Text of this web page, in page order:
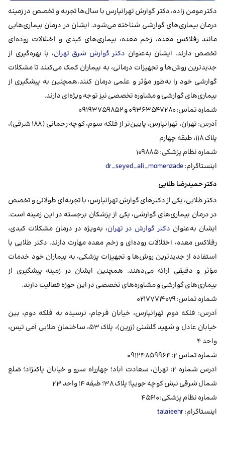
دکتر مومن زاده، دکتر گوارش تهرانپارس با سال‌ها تجربه و تخصص در زمینه
درمان بیماری‌های گوارشی شناخته می‌شود. ایشان در درمان بیماری‌هایی
مانند رفلاکس معده، زخم معده، بیماری‌های کبدی و اختلالات روده‌ای
تخصص دارند. ایشان به‌عنوان دکتر گوارش شرق تهران، با بهره‌گیری از
جدیدترین روش‌ها و تجهیزات درمانی، به بیماران کمک می‌کنند تا مشکلات
گوارشی خود را به‌طور مؤثر و علمی درمان کنند.همچنین به پیشگیری از
بیماری‌های گوارشی و مشاوره تخصصی نیز توجه ویژه‌ای دارند.
شماره تماس: ۰۹۳۶۳۵۴۷۲۸۰ و ۰۹۱۹۳۷۵۹۸۵۲
آدرس: تهران، تهرانپارس، پایین‌تر از فلکه سوم، کوچه رحمانی (۱۸۸ شرقی)،
پلاک ۱۱۸، طبقه چهارم
شماره نظام پزشکی: ۱۰۹۸۸۵
اینستاگرام:dr_seyed_ali_momenzade
دکتر حمیدرضا طلایی
دکتر طلایی، یکی از دکترهای گوارش تهرانپارس، با تجربه‌ای طولانی و تخصص
در درمان بیماری‌های گوارشی، یکی از پزشکان برجسته در این زمینه است.
ایشان به‌عنوان دکتر گوارش در تهران، به‌ویژه در درمان مشکلات کبدی،
رفلاکس معده، اختلالات روده‌ای و زخم معده مهارت دارند. دکتر طلایی با
استفاده از جدیدترین روش‌ها و تجهیزات پزشکی، به بیماران خود خدمات
مؤثر و دقیقی ارائه می‌دهند. همچنین ایشان در زمینه پیشگیری از
بیماری‌های گوارشی و مشاوره‌های تخصصی در این حوزه فعالیت دارند.
شماره تماس: ۰۲۱۷۷۷۱۴۰۷۹
آدرس: فلکه دوم تهرانپارس، خیابان فرجام، نرسیده به فلکه دوم، بین
خیابان عادل و شهید گلشنی (زرین)، پلاک ۵۳، ساختمان طلایی آمی تیس،
واحد ۴
شماره تماس ۲: ۰۹۱۲۴۸۵۹۹۶۴
آدرس شماره ۲: تهران، سعادت آباد؛ چهارراه سرو و خیابان پاکنژاد؛ ضلع
شمال شرقی نبش کوچه جویپا؛ پلاک ۳۸؛ طبقه ۴؛ واحد ۲۳
شماره نظام پزشکی: ۴۵۶۱۰
اینستاگرام:talaieehr